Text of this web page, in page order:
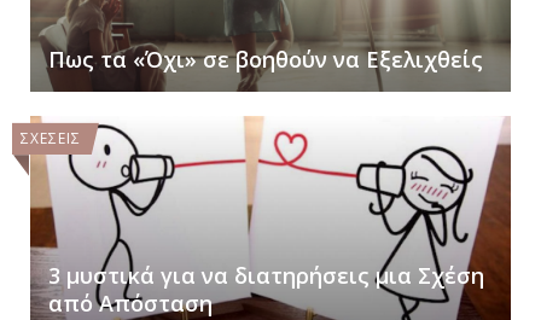
Πως τα «Όχι» σε βοηθούν να Εξελιχθείς
ΣΧΕΣΕΙΣ
3 μυστικά για να διατηρήσεις μια Σχέση
από Απόσταση